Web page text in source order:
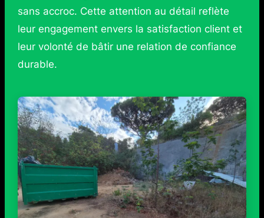
sans accroc. Cette attention au détail reflète
leur engagement envers la satisfaction client et
leur volonté de bâtir une relation de confiance
durable.